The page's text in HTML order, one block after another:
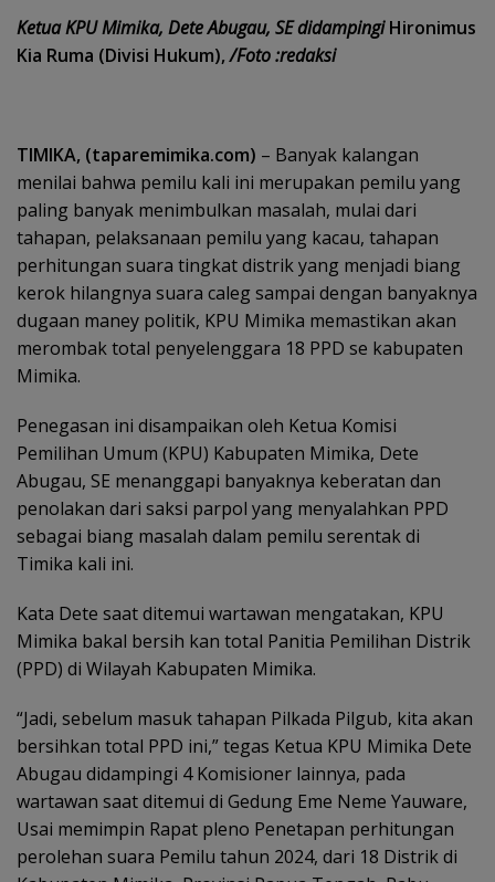
Ketua KPU Mimika, Dete Abugau, SE didampingiHironimus
Kia Ruma (Divisi Hukum),/Foto :redaksi
TIMIKA, (taparemimika.com) – Banyak kalangan
menilai bahwa pemilu kali ini merupakan pemilu yang
paling banyak menimbulkan masalah, mulai dari
tahapan, pelaksanaan pemilu yang kacau, tahapan
perhitungan suara tingkat distrik yang menjadi biang
kerok hilangnya suara caleg sampai dengan banyaknya
dugaan maney politik, KPU Mimika memastikan akan
merombak total penyelenggara 18 PPD se kabupaten
Mimika.
Penegasan ini disampaikan oleh Ketua Komisi
Pemilihan Umum (KPU) Kabupaten Mimika, Dete
Abugau, SE menanggapi banyaknya keberatan dan
penolakan dari saksi parpol yang menyalahkan PPD
sebagai biang masalah dalam pemilu serentak di
Timika kali ini.
Kata Dete saat ditemui wartawan mengatakan, KPU
Mimika bakal bersih kan total Panitia Pemilihan Distrik
(PPD) di Wilayah Kabupaten Mimika.
“Jadi, sebelum masuk tahapan Pilkada Pilgub, kita akan
bersihkan total PPD ini,” tegas Ketua KPU Mimika Dete
Abugau didampingi 4 Komisioner lainnya, pada
wartawan saat ditemui di Gedung Eme Neme Yauware,
Usai memimpin Rapat pleno Penetapan perhitungan
perolehan suara Pemilu tahun 2024, dari 18 Distrik di